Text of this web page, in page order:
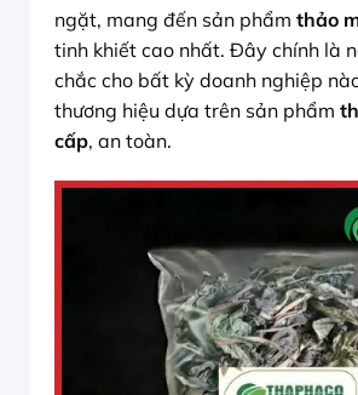
ngặt, mang đến sản phẩm thảo
tinh khiết cao nhất. Đây chính là
chắc cho bất kỳ doanh nghiệp
thương hiệu dựa trên sản phẩm
cấp, an toàn.